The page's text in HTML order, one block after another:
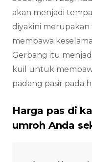
akan menjadi
diyakini merupakan
membawa
Gerbang itu
kuil untuk
padang pasir pada
Harga pas di
umroh Anda